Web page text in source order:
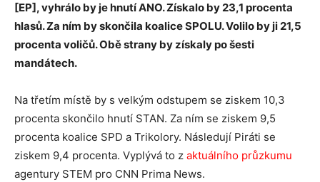
[EP], vyhrálo by je hnutí ANO. Získalo by 23,1 procenta
hlasů. Za ním by skončila koalice SPOLU. Volilo by ji 21,5
procenta voličů. Obě strany by získaly po šesti
mandátech.
Na třetím místě by s velkým odstupem se ziskem 10,3
procenta skončilo hnutí STAN. Za ním se ziskem 9,5
procenta koalice SPD a Trikolory. Následují Piráti se
ziskem 9,4 procenta. Vyplývá to z aktuálního průzkumu
agentury STEM pro CNN Prima News.